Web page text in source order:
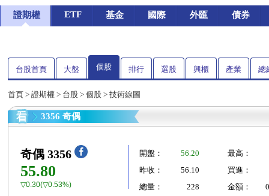
證期權 ETF 基金 國際 外匯 債券
台股首頁 大盤 個股 排行 選股 興櫃 產業 總
首頁 > 證期權 > 台股 > 個股 > 技術線圖
3356 奇偶
奇偶 3356
55.80
▽0.30(▽0.53%)
開盤： 56.20
最高：
昨收：
56.10
買進：
總量：
228 金額：